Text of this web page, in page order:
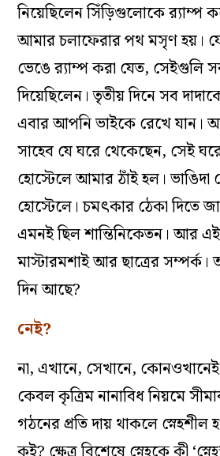
নিয়েছিলেন সিঁড়িগুলোকে র‌্যাম্প
আমার চলাফেরার পথ মসৃণ হয়।
ভেঙে র‌্যাম্প করা যেত, সেইগুলি
দিয়েছিলেন। তৃতীয় দিনে সব
এবার আপনি ভাইকে রেখে যান।
সাহেব যে ঘরে থেকেছেন, সেই
হোস্টেলে আমার ঠাঁই হল।
হোস্টেলে। চমৎকার ঠেকা দিতে
এমনই ছিল শান্তিনিকেতন। আর
মাস্টারমশাই আর ছাত্রের
দিন আছে?
নেই?
না, এখানে, সেখানে,
কেবল কৃত্রিম নানাবিধ নিয়মে
গঠনের প্রতি দায় থাকলে স্নেহশীল